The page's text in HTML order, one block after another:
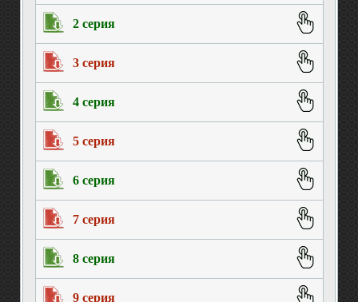
2 серия
3 серия
4 серия
5 серия
6 серия
7 серия
8 серия
9 серия